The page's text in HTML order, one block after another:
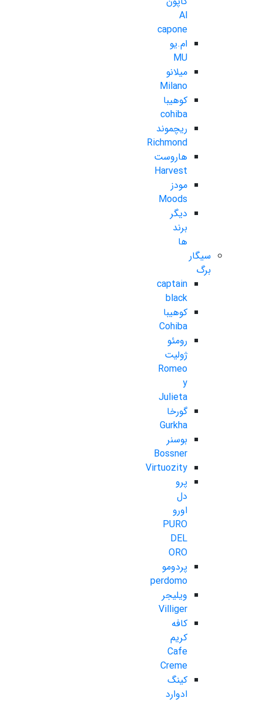
Al
capone
ام.یو
MU
میلانو
Milano
کوهیبا
cohiba
ریچموند
Richmond
هاروست
Harvest
مودز
Moods
دیگر
برند
ها
سیگار
برگ
captain
black
کوهیبا
Cohiba
رومئو
ژولیت
Romeo
y
Julieta
گورخا
Gurkha
بوسنر
Bossner
Virtuozity
پرو
دل
اورو
PURO
DEL
ORO
پردومو
perdomo
ویلیجر
Villiger
کافه
کریم
Cafe
Creme
کینگ
ادوارد